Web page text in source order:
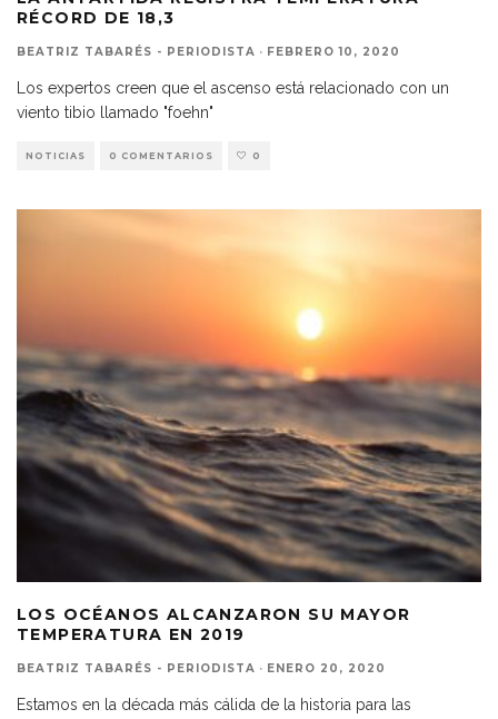
RÉCORD DE 18,3
BEATRIZ TABARÉS - PERIODISTA · FEBRERO 10, 2020
Los expertos creen que el ascenso está relacionado con un
viento tibio llamado "foehn"
NOTICIAS 0 COMENTARIOS 0
LOS OCÉANOS ALCANZARON SU MAYOR
TEMPERATURA EN 2019
BEATRIZ TABARÉS - PERIODISTA · ENERO 20, 2020
Estamos en la década más cálida de la historia para las